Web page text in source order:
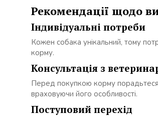
Рекомендації щодо
Індивідуальні потреби
Кожен собака унікальний, тому
корму.
Консультація з
Перед покупкою корму
враховуючи його особливості.
Поступовий перехід